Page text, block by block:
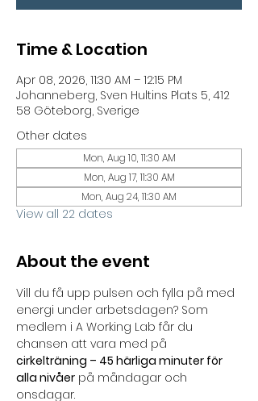
Time & Location
Apr 08, 2026, 11:30 AM – 12:15 PM
Johanneberg, Sven Hultins Plats 5, 412
58 Göteborg, Sverige
Other dates
Mon, Aug 10, 11:30 AM
Mon, Aug 17, 11:30 AM
Mon, Aug 24, 11:30 AM
View all 22 dates
About the event
Vill du få upp pulsen och fylla på med
energi under arbetsdagen? Som
medlem i A Working Lab får du
chansen att vara med på
cirkelträning – 45 härliga minuter för
alla nivåer på måndagar och
onsdagar.